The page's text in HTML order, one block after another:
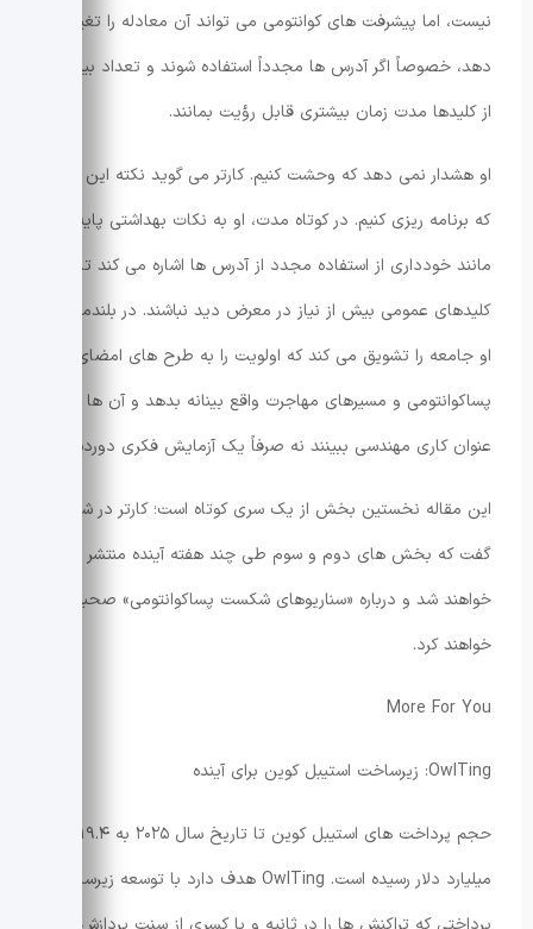
نیست، اما پیشرفت های کوانتومی می تواند آن معادله را تغییر
دهد، خصوصاً اگر آدرس ها مجدداً استفاده شوند و تعداد بیشتری
از کلیدها مدت زمان بیشتری قابل رؤیت بمانند.
او هشدار نمی دهد که وحشت کنیم. کارتر می گوید نکته این است
که برنامه ریزی کنیم. در کوتاه مدت، او به نکات بهداشتی پایه ای
مانند خودداری از استفاده مجدد از آدرس ها اشاره می کند تا
کلیدهای عمومی بیش از نیاز در معرض دید نباشند. در بلندمدت،
او جامعه را تشویق می کند که اولویت را به طرح های امضای
پساکوانتومی و مسیرهای مهاجرت واقع بینانه بدهد و آن ها را به
عنوان کاری مهندسی ببینند نه صرفاً یک آزمایش فکری دوردست.
گفت که بخش های دوم و سوم طی چند هفته آینده منتشر
خواهند شد و درباره «سناریوهای شکست پساکوانتومی» صحبت
خواهند کرد.
More For You
OwlTing: زیرساخت استیبل کوین برای آینده
حجم پرداخت های استیبل کوین تا تاریخ سال ۲۰۲۵ به ۱۹.۴
میلیارد دلار رسیده است. OwlTing هدف دارد با توسعه زیرساخت